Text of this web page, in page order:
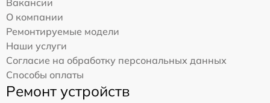
О компании
Ремонтируемые модели
Наши услуги
Согласие на обработку персональных данных
Способы оплаты
Ремонт устройств